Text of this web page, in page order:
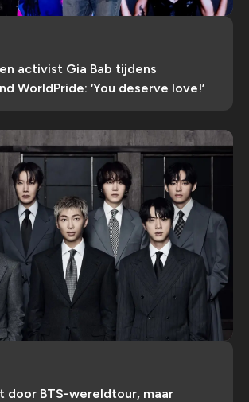
activist Gia Bab tijdens
WorldPride: ‘You deserve love!’
door BTS-wereldtour, maar